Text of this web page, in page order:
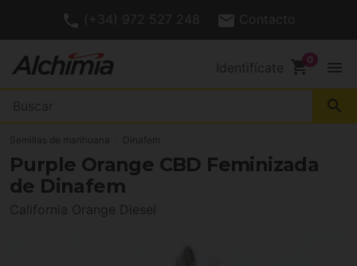
(+34) 972 527 248 Contacto
Identifícate shopping_cart menu
search
Semillas de marihuana Dinafem
Purple Orange CBD Feminizada
de Dinafem
California Orange Diesel